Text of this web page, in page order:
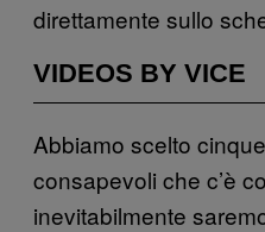
direttamente sullo
VIDEOS BY VICE
Abbiamo scelto
consapevoli che c’è
inevitabilmente